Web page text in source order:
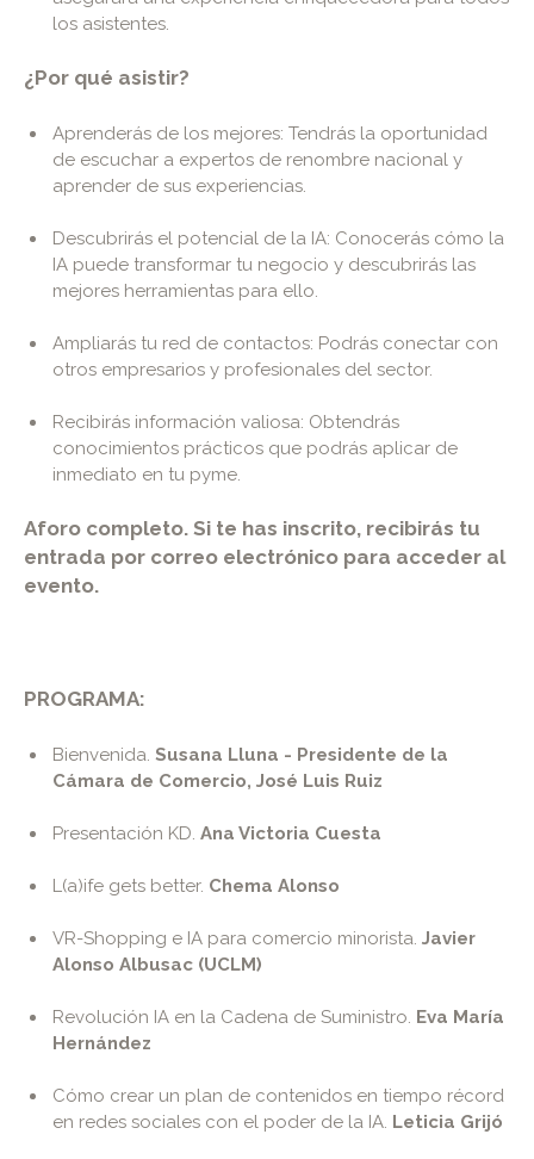
los asistentes.
¿Por qué asistir?
Aprenderás de los mejores: Tendrás la oportunidad
de escuchar a expertos de renombre nacional y
aprender de sus experiencias.
Descubrirás el potencial de la IA: Conocerás cómo la
IA puede transformar tu negocio y descubrirás las
mejores herramientas para ello.
Ampliarás tu red de contactos: Podrás conectar con
otros empresarios y profesionales del sector.
Recibirás información valiosa: Obtendrás
conocimientos prácticos que podrás aplicar de
inmediato en tu pyme.
Aforo completo. Si te has inscrito, recibirás tu
entrada por correo electrónico para acceder al
evento.
PROGRAMA:
Bienvenida. Susana Lluna - Presidente de la
Cámara de Comercio, José Luis Ruiz
Presentación KD. Ana Victoria Cuesta
L(a)ife gets better. Chema Alonso
VR-Shopping e IA para comercio minorista. Javier
Alonso Albusac (UCLM)
Revolución IA en la Cadena de Suministro. Eva María
Hernández
Cómo crear un plan de contenidos en tiempo récord
en redes sociales con el poder de la IA. Leticia Grijó